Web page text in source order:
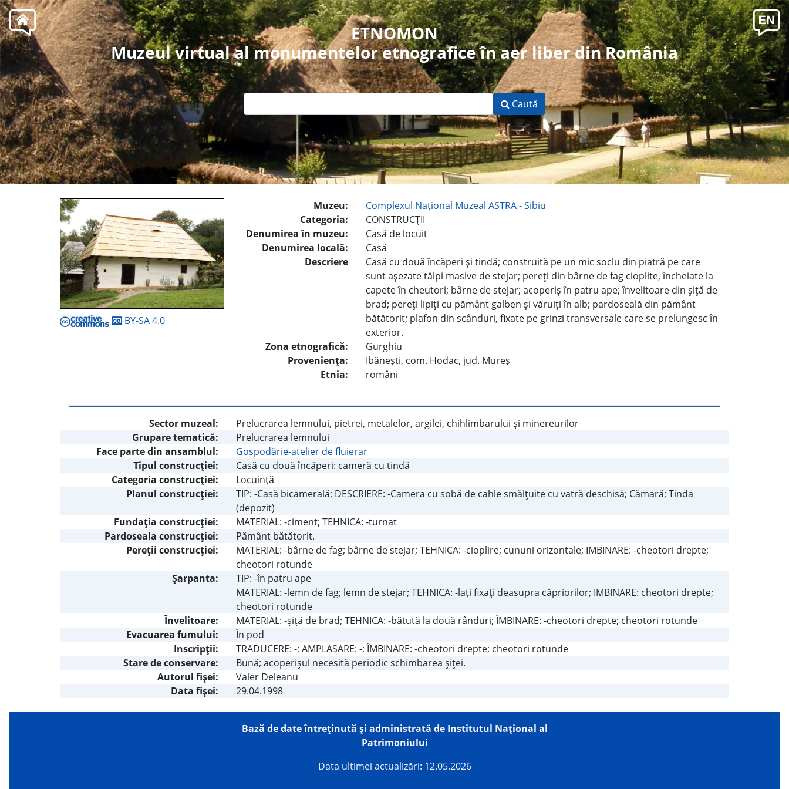
ETNOMON
Muzeul virtual al monumentelor etnografice în aer liber din România
Caută
BY-SA 4.0
Muzeu:
Complexul Naţional Muzeal ASTRA - Sibiu
Categoria:
CONSTRUCŢII
Denumirea în muzeu:
Casă de locuit
Denumirea locală:
Casă
Descriere
Casă cu două încăperi şi tindă; construită pe un mic soclu din piatră pe care
sunt aşezate tălpi masive de stejar; pereţi din bârne de fag cioplite, încheiate la
capete în cheutori; bârne de stejar; acoperiş în patru ape; învelitoare din şiţă de
brad; pereţi lipiţi cu pământ galben şi văruiţi în alb; pardoseală din pământ
bătătorit; plafon din scânduri, fixate pe grinzi transversale care se prelungesc în
exterior.
Zona etnografică:
Gurghiu
Provenienţa:
Ibăneşti, com. Hodac, jud. Mureş
Etnia:
români
Sector muzeal:
Prelucrarea lemnului, pietrei, metalelor, argilei, chihlimbarului şi minereurilor
Grupare tematică:
Prelucrarea lemnului
Face parte din ansamblul:
Gospodărie-atelier de fluierar
Tipul construcţiei:
Casă cu două încăperi: cameră cu tindă
Categoria construcţiei:
Locuinţă
Planul construcţiei:
TIP: -Casă bicamerală; DESCRIERE: -Camera cu sobă de cahle smălţuite cu vatră deschisă; Cămară; Tinda
(depozit)
Fundaţia construcţiei:
MATERIAL: -ciment; TEHNICA: -turnat
Pardoseala construcţiei:
Pământ bătătorit.
Pereţii construcţiei:
MATERIAL: -bârne de fag; bârne de stejar; TEHNICA: -cioplire; cununi orizontale; IMBINARE: -cheotori drepte;
cheotori rotunde
Şarpanta:
TIP: -în patru ape
MATERIAL: -lemn de fag; lemn de stejar; TEHNICA: -laţi fixaţi deasupra căpriorilor; IMBINARE: cheotori drepte;
cheotori rotunde
Învelitoare:
MATERIAL: -şiţă de brad; TEHNICA: -bătută la două rânduri; ÎMBINARE: -cheotori drepte; cheotori rotunde
Evacuarea fumului:
În pod
Inscripţii:
TRADUCERE: -; AMPLASARE: -; ÎMBINARE: -cheotori drepte; cheotori rotunde
Stare de conservare:
Bună; acoperişul necesită periodic schimbarea şiţei.
Autorul fişei:
Valer Deleanu
Data fișei:
29.04.1998
Bază de date întreţinută şi administrată de Institutul Național al
Patrimoniului
Data ultimei actualizări: 12.05.2026